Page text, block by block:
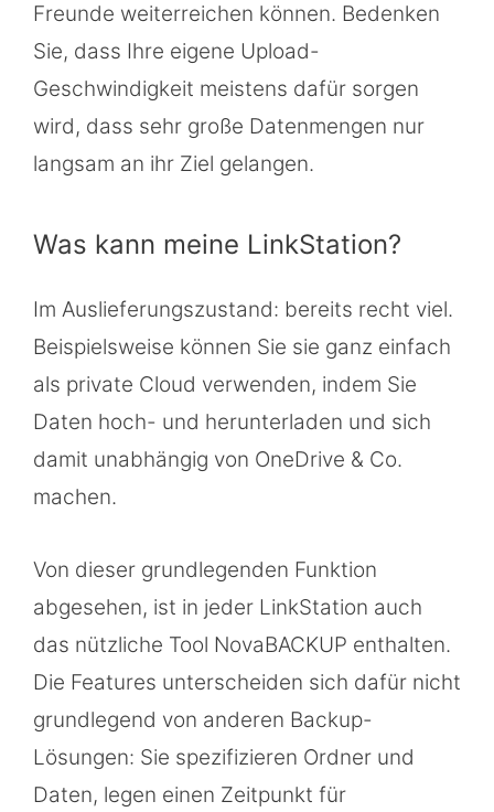
Freunde weiterreichen können. Bedenken
Sie, dass Ihre eigene Upload-
Geschwindigkeit meistens dafür sorgen
wird, dass sehr große Datenmengen nur
langsam an ihr Ziel gelangen.
Was kann meine LinkStation?
Im Auslieferungszustand: bereits recht viel.
Beispielsweise können Sie sie ganz einfach
als private Cloud verwenden, indem Sie
Daten hoch- und herunterladen und sich
damit unabhängig von OneDrive & Co.
machen.
Von dieser grundlegenden Funktion
abgesehen, ist in jeder LinkStation auch
das nützliche Tool NovaBACKUP enthalten.
Die Features unterscheiden sich dafür nicht
grundlegend von anderen Backup-
Lösungen: Sie spezifizieren Ordner und
Daten, legen einen Zeitpunkt für